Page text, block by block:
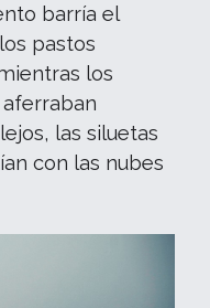
barría el
pastos
los
las siluetas
con las nubes